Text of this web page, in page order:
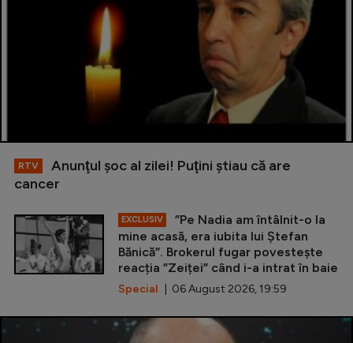
RTV
Anunţul şoc al zilei! Puţini ştiau că are
cancer
EXCLUSIV
”Pe Nadia am întâlnit-o la
mine acasă, era iubita lui Ștefan
Bănică”. Brokerul fugar povestește
reacția ”Zeiței” când i-a intrat în baie
Special | 06 August 2026, 19:59